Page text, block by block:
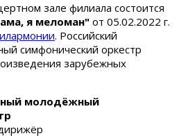
зале филиала состоится
я меломан" от 05.02.2022 г.
. Российский
симфонический оркестр
зарубежных
молодёжный